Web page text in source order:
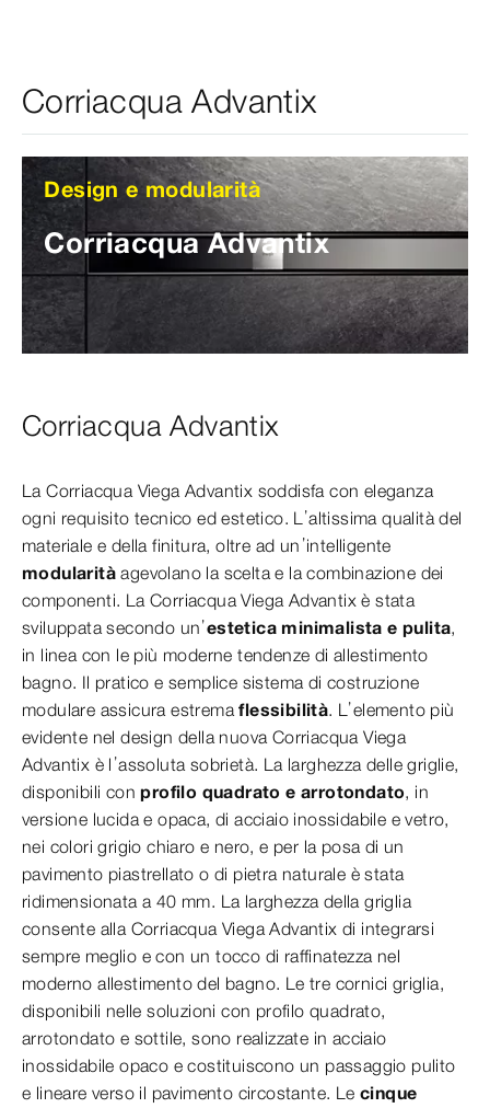
Corriacqua Advantix
Design e modularità
Corriacqua Advantix
Corriacqua Advantix
La Corriacqua Viega Advantix soddisfa con eleganza
ogni requisito tecnico ed estetico. L’altissima qualità del
materiale e della finitura, oltre ad un’intelligente
modularità agevolano la scelta e la combinazione dei
componenti. La Corriacqua Viega Advantix è stata
sviluppata secondo un’estetica minimalista e pulita,
in linea con le più moderne tendenze di allestimento
bagno. Il pratico e semplice sistema di costruzione
modulare assicura estremaflessibilità. L’elemento più
evidente nel design della nuova Corriacqua Viega
Advantix è l’assoluta sobrietà. La larghezza delle griglie,
disponibili conprofilo quadrato e arrotondato, in
versione lucida e opaca, di acciaio inossidabile e vetro,
nei colori grigio chiaro e nero, e per la posa di un
pavimento piastrellato o di pietra naturale è stata
ridimensionata a 40 mm. La larghezza della griglia
consente alla Corriacqua Viega Advantix di integrarsi
sempre meglio e con un tocco di raffinatezza nel
moderno allestimento del bagno. Le tre cornici griglia,
disponibili nelle soluzioni con profilo quadrato,
arrotondato e sottile, sono realizzate in acciaio
inossidabile opaco e costituiscono un passaggio pulito
e lineare verso il pavimento circostante. Le cinque